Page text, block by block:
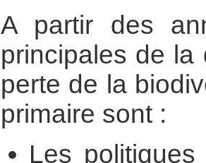
A partir des
principales de la
perte de la
primaire sont :
Les